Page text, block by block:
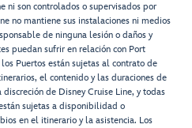
ni son controlados o supervisados por
no mantiene sus instalaciones ni medios
de ninguna lesión o daños y
puedan sufrir en relación con Port
Puertos están sujetas al contrato de
el contenido y las duraciones de
de Disney Cruise Line, y todas
sujetas a disponibilidad o
en el itinerario y la asistencia. Los